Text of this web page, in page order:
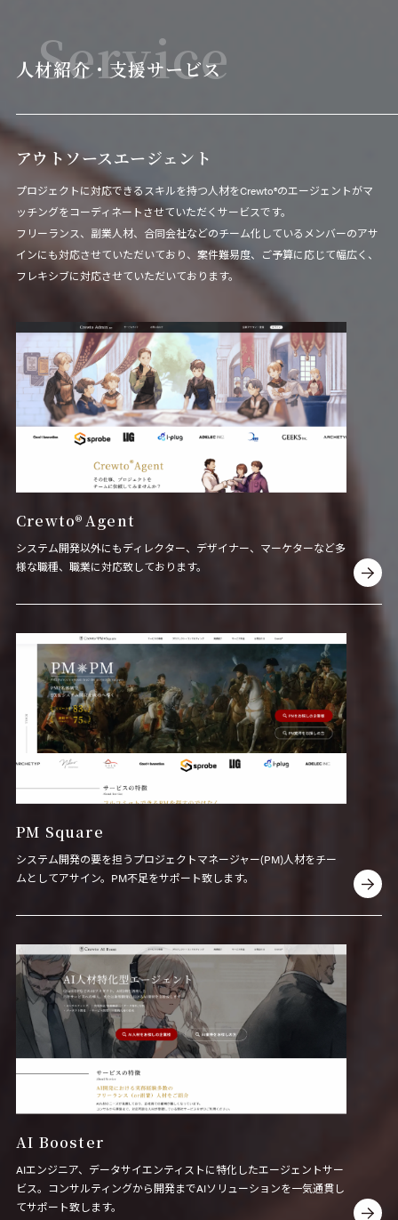
人材紹介・支援サービス
Service
アウトソースエージェント
プロジェクトに対応できるスキルを持つ人材をCrewto®のエージェントがマ
ッチングをコーディネートさせていただくサービスです。
フリーランス、副業人材、合同会社などのチーム化しているメンバーのアサ
インにも対応させていただいており、案件難易度、ご予算に応じて幅広く、
フレキシブに対応させていただいております。
Crewto®Agent
システム開発以外にもディレクター、デザイナー、マーケターなど多
様な職種、職業に対応致しております。
PM Square
システム開発の要を担うプロジェクトマネージャー(PM)人材をチー
ムとしてアサイン。PM不足をサポート致します。
AI Booster
AIエンジニア、データサイエンティストに特化したエージェントサー
ビス。コンサルティングから開発までAIソリューションを一気通貫し
てサポート致します。